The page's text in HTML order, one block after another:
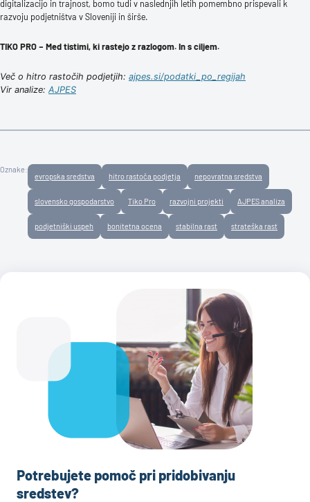
digitalizacijo in trajnost, bomo tudi v naslednjih letih pomembno prispevali k
razvoju podjetništva v Sloveniji in širše.
TIKO PRO – Med tistimi, ki rastejo z razlogom. In s ciljem.
Več o hitro rastočih podjetjih: ajpes.si/podatki_po_regijah
Vir analize: AJPES
Oznake:
evropska sredstva hitro rastoča podjetja nepovratna sredstva
slovensko gospodarstvo Tiko Pro razvojni projekti AJPES analiza
podjetniški uspeh bonitetna ocena stabilna rast strateška rast
Potrebujete pomoč pri pridobivanju
sredstev?